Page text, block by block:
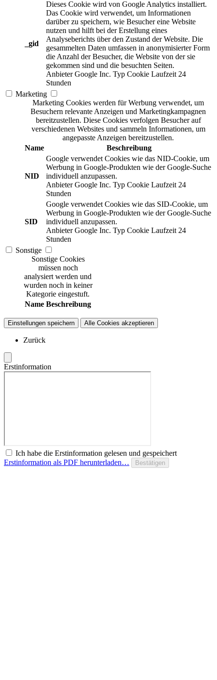
_gid
Dieses Cookie wird von Google Analytics installiert.
Das Cookie wird verwendet, um Informationen
darüber zu speichern, wie Besucher eine Website
nutzen und hilft bei der Erstellung eines
Analyseberichts über den Zustand der Website. Die
gesammelten Daten umfassen in anonymisierter Form
die Anzahl der Besucher, die Website von der sie
gekommen sind und die besuchten Seiten.
Anbieter Google Inc. Typ Cookie Laufzeit 24
Stunden
Marketing
Marketing Cookies werden für Werbung verwendet, um
Besuchern relevante Anzeigen und Marketingkampagnen
bereitzustellen. Diese Cookies verfolgen Besucher auf
verschiedenen Websites und sammeln Informationen, um
angepasste Anzeigen bereitzustellen.
Name
Beschreibung
NID
Google verwendet Cookies wie das NID-Cookie, um
Werbung in Google-Produkten wie der Google-Suche
individuell anzupassen.
Anbieter Google Inc. Typ Cookie Laufzeit 24
Stunden
SID
Google verwendet Cookies wie das SID-Cookie, um
Werbung in Google-Produkten wie der Google-Suche
individuell anzupassen.
Anbieter Google Inc. Typ Cookie Laufzeit 24
Stunden
Sonstige
Sonstige Cookies
müssen noch
analysiert werden und
wurden noch in keiner
Kategorie eingestuft.
Name Beschreibung
Einstellungen speichern Alle Cookies akzeptieren
Zurück
Erstinformation
Ich habe die Erstinformation gelesen und gespeichert
Erstinformation als PDF herunterladen…
Bestätigen